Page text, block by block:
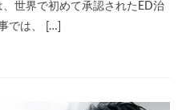
世界で初めて承認されたED治
では、 […]